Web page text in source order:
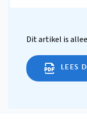
Dit artikel is
LEES